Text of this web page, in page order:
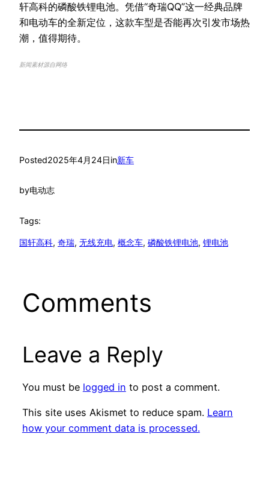
轩高科的磷酸铁锂电池。凭借“奇瑞QQ”这一经典品牌
和电动车的全新定位，这款车型是否能再次引发市场热
潮，值得期待。
新闻素材源自网络
Posted2025年4月24日in新车
by电动志
Tags:
国轩高科, 奇瑞, 无线充电, 概念车, 磷酸铁锂电池, 锂电池
Comments
Leave a Reply
You must be logged in to post a comment.
This site uses Akismet to reduce spam. Learn
how your comment data is processed.